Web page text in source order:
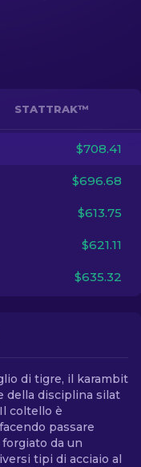
IT
STATTRAK™
$708.41
$696.68
$613.75
$621.11
$635.32
di tigre, il karambit
della disciplina silat
coltello è
passare
da un
tipi di acciaio al